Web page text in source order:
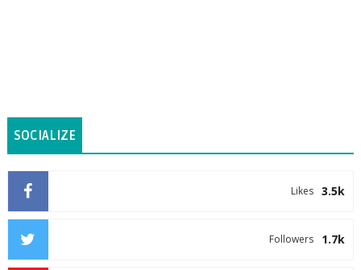
SOCIALIZE
3.5k
Likes
1.7k
Followers